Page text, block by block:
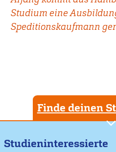
Studium eine
Speditionskaufmann
Finde deinen
Studieninteressierte